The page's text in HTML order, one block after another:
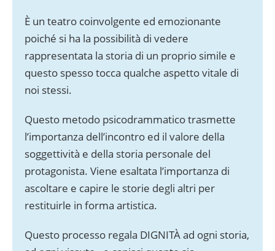
È un teatro coinvolgente ed emozionante
poiché si ha la possibilità di vedere
rappresentata la storia di un proprio simile e
questo spesso tocca qualche aspetto vitale di
noi stessi.
Questo metodo psicodrammatico trasmette
l’importanza dell’incontro ed il valore della
soggettività e della storia personale del
protagonista. Viene esaltata l’importanza di
ascoltare e capire le storie degli altri per
restituirle in forma artistica.
Questo processo regala DIGNITÀ ad ogni storia,